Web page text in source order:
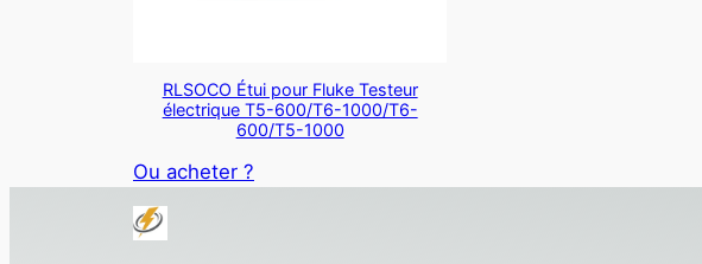
RLSOCO Étui pour Fluke Testeur
électrique T5-600/T6-1000/T6-
600/T5-1000
Ou acheter ?